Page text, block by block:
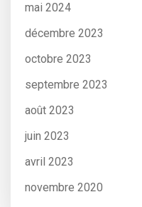
mai 2024
décembre 2023
octobre 2023
septembre 2023
août 2023
juin 2023
avril 2023
novembre 2020